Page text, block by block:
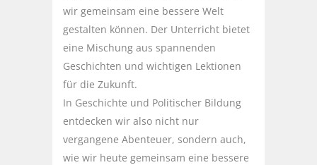
wir gemeinsam eine bessere Welt
gestalten können. Der Unterricht bietet
eine Mischung aus spannenden
Geschichten und wichtigen Lektionen
für die Zukunft.
In Geschichte und Politischer Bildung
entdecken wir also nicht nur
vergangene Abenteuer, sondern auch,
wie wir heute gemeinsam eine bessere